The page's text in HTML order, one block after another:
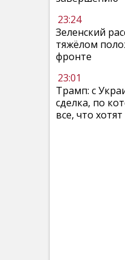
23:24
Зеленский
тяжёлом
фронте
23:01
Трамп: с
сделка, по
все, что хотят